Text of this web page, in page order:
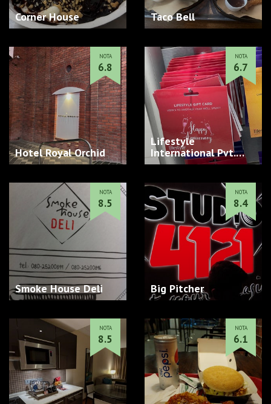
Corner House Taco Bell
Hotel Royal Orchid
NOTA
6.8
Lifestyle
International Pvt.
Ltd…
NOTA
6.7
Smoke House Deli
NOTA
8.5
Big Pitcher
NOTA
8.4
NOTA
8.5
NOTA
6.1